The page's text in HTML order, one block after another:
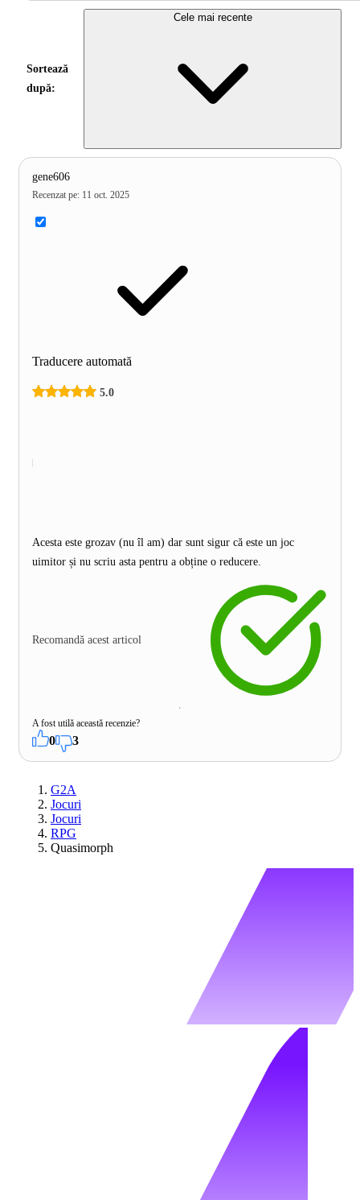
Sortează
după:
Cele mai recente
gene606
Recenzat pe: 11 oct. 2025
Traducere automată
5.0
Acesta este grozav (nu îl am) dar sunt sigur că este un joc
uimitor și nu scriu asta pentru a obține o reducere.
Recomandă acest articol
A fost utilă această recenzie?
0 3
G2A
Jocuri
Jocuri
RPG
Quasimorph